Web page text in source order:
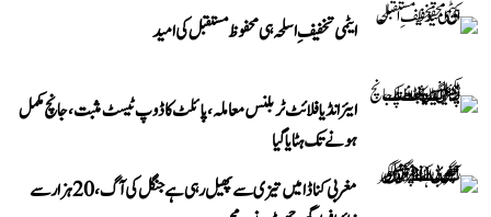
ایٹمی تخفیفِ اسلحہ ہی محفوظ مستقبل کی امید
ایئر انڈیا فلائٹ ٹربلنس معاملہ، پائلٹ کا ڈوپ ٹیسٹ مثبت، جانچ مکمل
ہونے تک ہٹایا گیا
مغربی کناڈا میں تیزی سے پھیل رہی ہے جنگل کی آگ، 20 ہزار سے